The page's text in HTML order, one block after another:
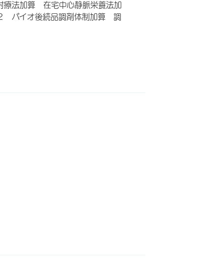
療法加算 在宅中心静脈栄養法加
バイオ後続品調剤体制加算 調